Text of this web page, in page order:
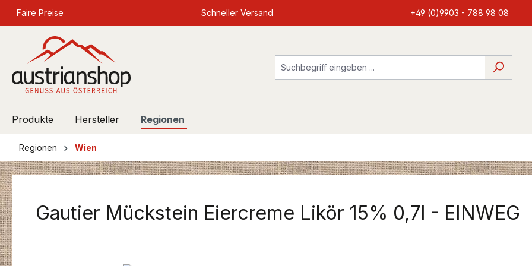
Zur Hauptnavigation springen
Faire Preise Schneller Versand +49 (0)9903 - 788 98 08
Produkte Hersteller Regionen
Regionen Wien
Gautier Mückstein Eiercreme Likör 15% 0,7l - EINWEG